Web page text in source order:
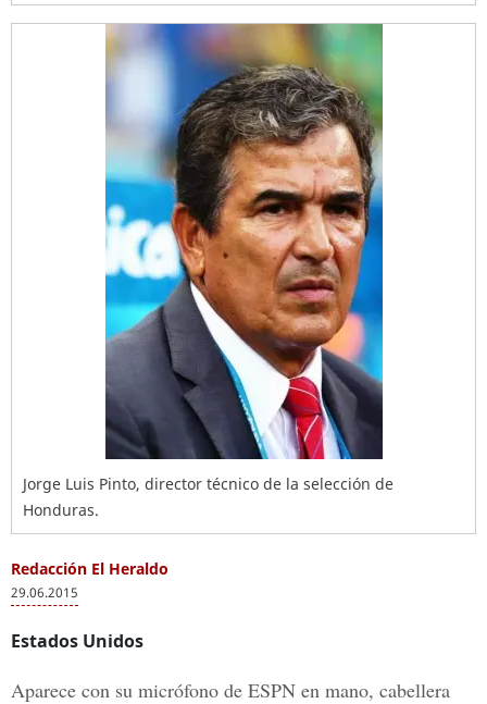
Jorge Luis Pinto, director técnico de la selección de
Honduras.
Redacción El Heraldo
29.06.2015
Estados Unidos
Aparece con su micrófono de ESPN en mano, cabellera